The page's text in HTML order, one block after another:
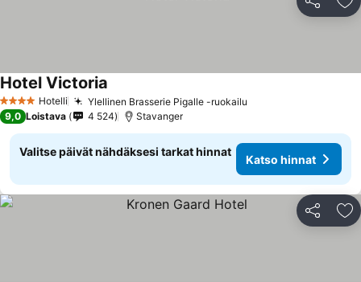
Jaa
4 Tähtiluokitus
Hotelli Ylellinen Brasserie Pigalle -ruokailu
Hotel Victoria
9,0 Loistava 4 524 Stavanger
Valitse päivät nähdäksesi tarkat hinnat
Katso hinnat
Jaa